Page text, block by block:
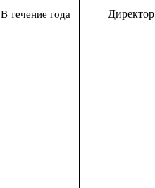
В течение года Директор